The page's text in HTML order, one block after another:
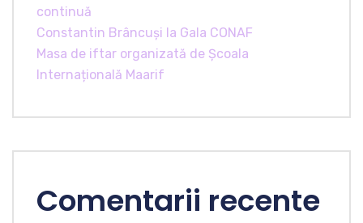
continuă
Constantin Brâncuși la Gala CONAF
Masa de iftar organizată de Școala
Internațională Maarif
Comentarii recente